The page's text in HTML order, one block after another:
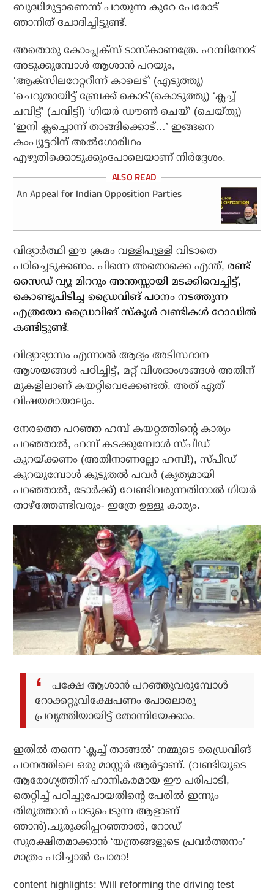
ബുദ്ധിമുട്ടാണെന്ന് പറയുന്ന കുറേ പേരോട്
ഞാനിത് ചോദിച്ചിട്ടുണ്ട്.
അതൊരു കോംപ്ലക്‌സ് ടാസ്‌കാണത്രേ. ഹമ്പിനോട്
അടുക്കുമ്പോള്‍ ആശാന്‍ പറയും,
‘ആക്‌സിലറേറ്ററീന്ന് കാലെട്’ (എടുത്തു)
‘ചെറുതായിട്ട് ബ്രേക്ക് കൊട്'(കൊടുത്തു) ‘ക്ലച്ച്
ചവിട്ട്’ (ചവിട്ടി) ‘ഗിയര്‍ ഡൗണ്‍ ചെയ്’ (ചെയ്തു)
‘ഇനി ക്ലച്ചൊന്ന് താങ്ങിക്കൊട്…’ ഇങ്ങനെ
കംപ്യൂട്ടറിന് അല്‍ഗോരിഥം
എഴുതിക്കൊടുക്കുംപോലെയാണ് നിര്‍ദ്ദേശം.
An Appeal for Indian Opposition Parties
വിദ്യാര്‍ത്ഥി ഈ ക്രമം വള്ളിപുള്ളി വിടാതെ
പഠിച്ചെടുക്കണം. പിന്നെ അതൊക്കെ എന്ത്,രണ്ട്
സൈഡ് വ്യൂ മിററും അന്തസ്സായി മടക്കിവെച്ചിട്ട്,
കൊണ്ടുപിടിച്ച ഡ്രൈവിങ് പഠനം നടത്തുന്ന
എത്രയോ ഡ്രൈവിങ് സ്‌കൂള്‍ വണ്ടികള്‍ റോഡില്‍
കണ്ടിട്ടുണ്ട്.
വിദ്യാഭ്യാസം എന്നാല്‍ ആദ്യം അടിസ്ഥാന
ആശയങ്ങള്‍ പഠിച്ചിട്ട്, മറ്റ് വിശദാംശങ്ങള്‍ അതിന്
മുകളിലാണ് കയറ്റിവെക്കേണ്ടത്. അത് ഏത്
വിഷയമായാലും.
നേരത്തെ പറഞ്ഞ ഹമ്പ് കയറ്റത്തിന്റെ കാര്യം
പറഞ്ഞാല്‍, ഹമ്പ് കടക്കുമ്പോള്‍ സ്പീഡ്
കുറയ്ക്കണം (അതിനാണല്ലോ ഹമ്പ്!), സ്പീഡ്
കുറയുമ്പോള്‍ കൂടുതല്‍ പവര്‍ (കൃത്യമായി
പറഞ്ഞാല്‍, ടോര്‍ക്ക്) വേണ്ടിവരുന്നതിനാല്‍ ഗിയര്‍
താഴ്‌ത്തേണ്ടിവരും- ഇത്രേ ഉള്ളൂ കാര്യം.
പക്ഷേ ആശാന്‍ പറഞ്ഞുവരുമ്പോള്‍
റോക്കറ്റുവിക്ഷേപണം പോലൊരു
പ്രവൃത്തിയായിട്ട് തോന്നിയേക്കാം.
ഇതില്‍ തന്നെ ‘ക്ലച്ച് താങ്ങല്‍’ നമ്മുടെ ഡ്രൈവിങ്
പഠനത്തിലെ ഒരു മാസ്റ്റര്‍ ആര്‍ട്ടാണ്. (വണ്ടിയുടെ
ആരോഗ്യത്തിന് ഹാനികരമായ ഈ പരിപാടി,
തെറ്റിച്ച് പഠിച്ചുപോയതിന്റെ പേരില്‍ ഇന്നും
തിരുത്താന്‍ പാടുപെടുന്ന ആളാണ്
ഞാന്‍).ചുരുക്കിപ്പറഞ്ഞാല്‍, റോഡ്
സുരക്ഷിതമാക്കാന്‍ ‘യന്ത്രങ്ങളുടെ പ്രവര്‍ത്തനം’
മാത്രം പഠിച്ചാല്‍ പോരാ!
content highlights: Will reforming the driving test